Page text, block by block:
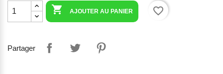
 AJOUTER AU PANIER favorite_border
Partager